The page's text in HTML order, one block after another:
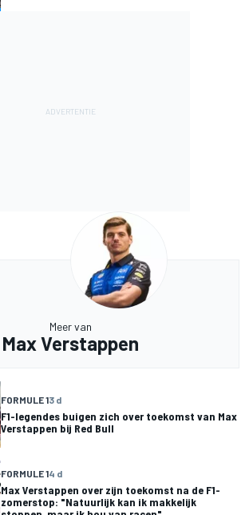
Meer van
Max Verstappen
FORMULE 13 d
F1-legendes buigen zich over toekomst van Max
Verstappen bij Red Bull
FORMULE 14 d
Max Verstappen over zijn toekomst na de F1-
zomerstop: "Natuurlijk kan ik makkelijk